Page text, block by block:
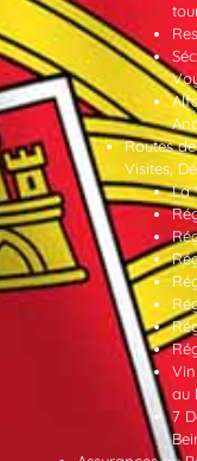
Routes
Visites,
La
au
7